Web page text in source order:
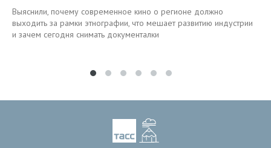
Выяснили, почему современное кино о регионе должно
выходить за рамки этнографии, что мешает развитию индустрии
и зачем сегодня снимать документалки